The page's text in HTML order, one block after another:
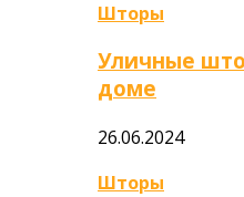
Шторы
Уличные
доме
26.06.2024
Шторы